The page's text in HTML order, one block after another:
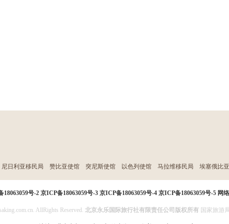
尼日利亚移民局 赞比亚使馆 突尼斯使馆 以色列使馆 马拉维移民局 埃塞俄比
18063059号-2 京ICP备18063059号-3 京ICP备18063059号-4 京ICP备18063059号-5 网
AllRights Reserved. 北京永乐国际旅行社有限责任公司版权所有 国家旅游